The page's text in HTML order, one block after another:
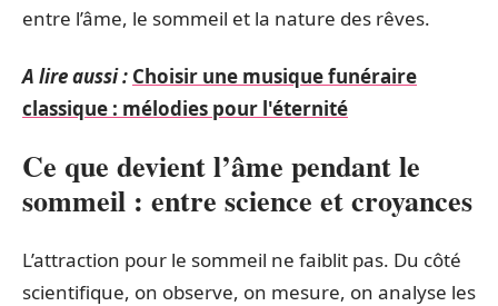
entre l’âme, le sommeil et la nature des rêves.
A lire aussi : Choisir une musique funéraire
classique : mélodies pour l'éternité
Ce que devient l’âme pendant le
sommeil : entre science et croyances
L’attraction pour le sommeil ne faiblit pas. Du côté
scientifique, on observe, on mesure, on analyse les